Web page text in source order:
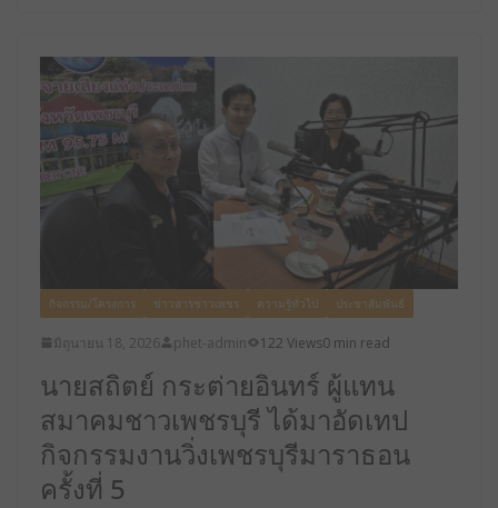
กิจกรรม/โครงการ ข่าวสารชาวเพชร ความรู้ทั่วไป ประชาสัมพันธ์
มิถุนายน 18, 2026 phet-admin 122 Views0 min read
นายสถิตย์ กระต่ายอินทร์ ผู้แทน
สมาคมชาวเพชรบุรี ได้มาอัดเทป
กิจกรรมงานวิ่งเพชรบุรีมาราธอน
ครั้งที่ 5